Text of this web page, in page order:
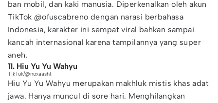
ban mobil, dan kaki manusia. Diperkenalkan oleh akun
TikTok @ofuscabreno dengan narasi berbahasa
Indonesia, karakter ini sempat viral bahkan sampai
kancah internasional karena tampilannya yang super
aneh.
11. Hiu Yu Yu Wahyu
TikTok/@noxaasht
Hiu Yu Yu Wahyu merupakan makhluk mistis khas adat
jawa. Hanya muncul di sore hari. Menghilangkan